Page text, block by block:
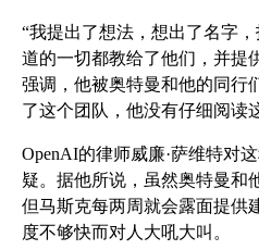
“我提出了想法，想出了名字
道的一切都教给了他们，并提
强调，他被奥特曼和他的同行
了这个团队，他没有仔细阅读
OpenAI的律师威廉·萨维特对
疑。据他所说，虽然奥特曼和
但马斯克每两周就会露面提供
度不够快而对人大吼大叫。